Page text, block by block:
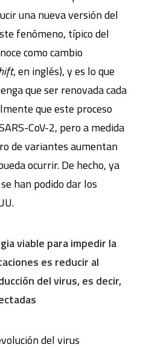
una nueva versión del
fenómeno, típico del
como cambio
, en inglés), y es lo que
que ser renovada cada
que este proceso
CoV-2, pero a medida
de variantes aumentan
ocurrir. De hecho, ya
han podido dar los
viable para impedir la
es reducir al
del virus, es decir,
del virus